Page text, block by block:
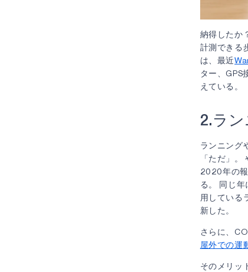
納得したか
計測できる
は、最近
ター、GPS
えている。
2.ラ
ランニング
「ただ」
2020年の
る。 同じ年
用している
新した。
さらに、
屋外での運
そのメリッ